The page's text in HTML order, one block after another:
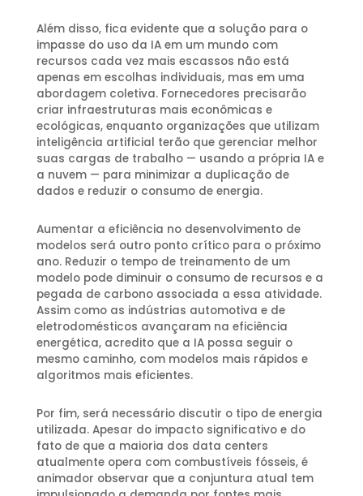
Além disso, fica evidente que a solução para o
impasse do uso da IA em um mundo com
recursos cada vez mais escassos não está
apenas em escolhas individuais, mas em uma
abordagem coletiva. Fornecedores precisarão
criar infraestruturas mais econômicas e
ecológicas, enquanto organizações que utilizam
inteligência artificial terão que gerenciar melhor
suas cargas de trabalho — usando a própria IA e
a nuvem — para minimizar a duplicação de
dados e reduzir o consumo de energia.
Aumentar a eficiência no desenvolvimento de
modelos será outro ponto crítico para o próximo
ano. Reduzir o tempo de treinamento de um
modelo pode diminuir o consumo de recursos e a
pegada de carbono associada a essa atividade.
Assim como as indústrias automotiva e de
eletrodomésticos avançaram na eficiência
energética, acredito que a IA possa seguir o
mesmo caminho, com modelos mais rápidos e
algoritmos mais eficientes.
Por fim, será necessário discutir o tipo de energia
utilizada. Apesar do impacto significativo e do
fato de que a maioria dos data centers
atualmente opera com combustíveis fósseis, é
animador observar que a conjuntura atual tem